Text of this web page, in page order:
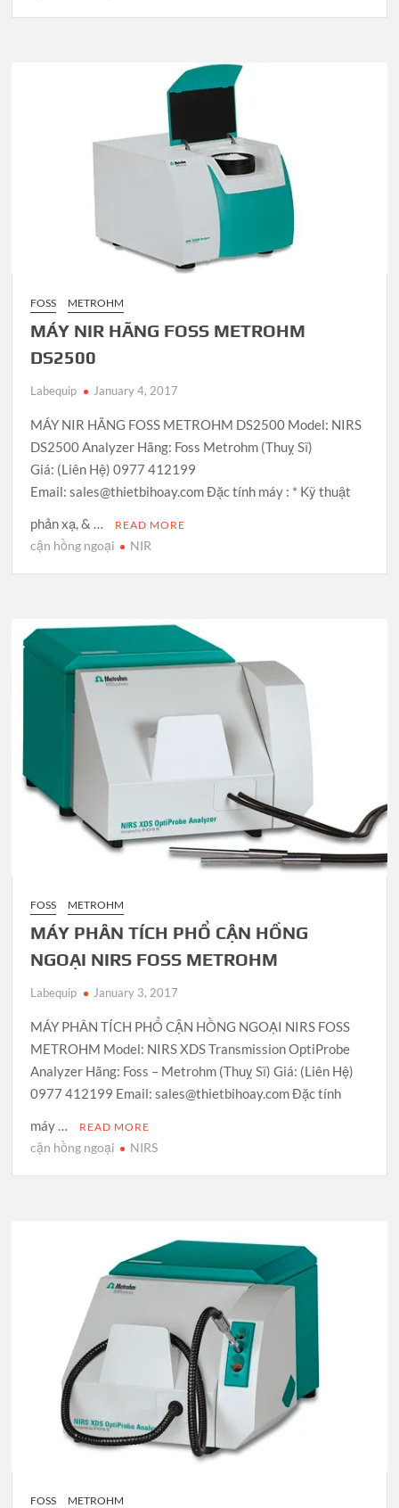
FOSS METROHM
MÁY NIR HÃNG FOSS METROHM
DS2500
Labequip January 4, 2017
MÁY NIR HÃNG FOSS METROHM DS2500 Model: NIRS
DS2500 Analyzer Hãng: Foss Metrohm (Thuỵ Sĩ)
Giá: (Liên Hệ) 0977 412199
Email: sales@thietbihoay.com Đặc tính máy : * Kỹ thuật
phản xạ, & …
READ MORE
cận hồng ngoại NIR
FOSS METROHM
MÁY PHÂN TÍCH PHỔ CẬN HỒNG
NGOẠI NIRS FOSS METROHM
Labequip January 3, 2017
MÁY PHÂN TÍCH PHỔ CẬN HỒNG NGOẠI NIRS FOSS
METROHM Model: NIRS XDS Transmission OptiProbe
Analyzer Hãng: Foss – Metrohm (Thuỵ Sĩ) Giá: (Liên Hệ)
0977 412199 Email: sales@thietbihoay.com Đặc tính
máy …
READ MORE
cận hồng ngoại NIRS
FOSS METROHM